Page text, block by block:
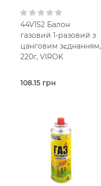
44V152 Балон
газовий 1-разовий з
цанговим зєднанням,
220г, VIROK
108.15 грн
Virok